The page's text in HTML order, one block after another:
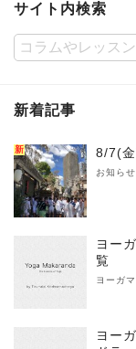
サイト内検索
新着記事
新 8/7(
お知ら
ヨー
覧
ヨーガ
ヨー